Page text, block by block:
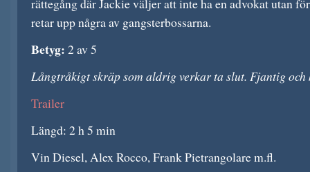
rättegång där Jackie väljer att inte ha en advokat utan
retar upp några av gangsterbossarna.
Betyg: 2 av 5
Långtråkigt skräp som aldrig verkar ta slut. Fjantig och
Trailer
Längd: 2 h 5 min
Vin Diesel, Alex Rocco, Frank Pietrangolare m.fl.